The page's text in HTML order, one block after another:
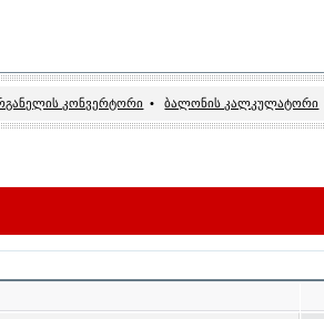
კონვერტორი • ბალონის კალკულატორი